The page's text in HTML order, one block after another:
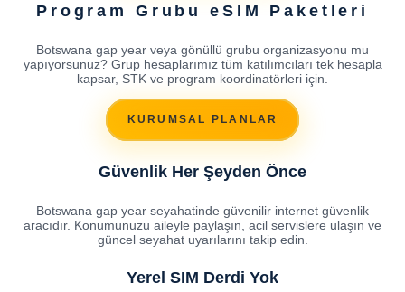
Program Grubu eSIM Paketleri
Botswana gap year veya gönüllü grubu organizasyonu mu
yapıyorsunuz? Grup hesaplarımız tüm katılımcıları tek hesapla
kapsar, STK ve program koordinatörleri için.
KURUMSAL PLANLAR
Güvenlik Her Şeyden Önce
Botswana gap year seyahatinde güvenilir internet güvenlik
aracıdır. Konumunuzu aileyle paylaşın, acil servislere ulaşın ve
güncel seyahat uyarılarını takip edin.
Yerel SIM Derdi Yok